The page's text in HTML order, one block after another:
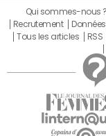
Qui sommes-nous ?
Recrutement
Tous les articles
RSS